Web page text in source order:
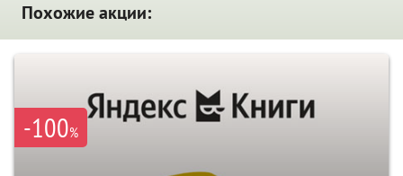
Похожие акции:
-100%